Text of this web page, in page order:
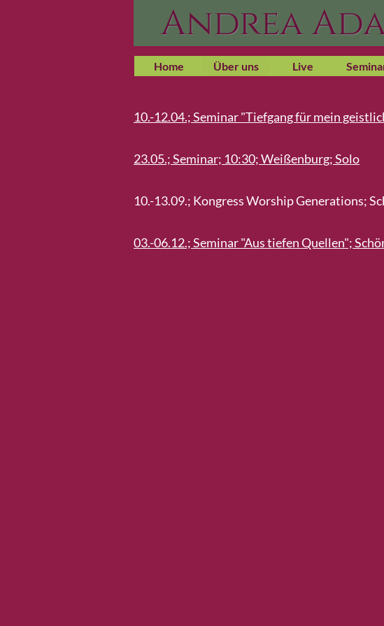
Andrea
Home Über uns Live
10.-12.04.; Seminar "Tiefgang für mein
23.05.; Seminar; 10:30; Weißenburg; Solo
10.-13.09.; Kongress Worship Generations;
03.-06.12.; Seminar "Aus tiefen Quellen";